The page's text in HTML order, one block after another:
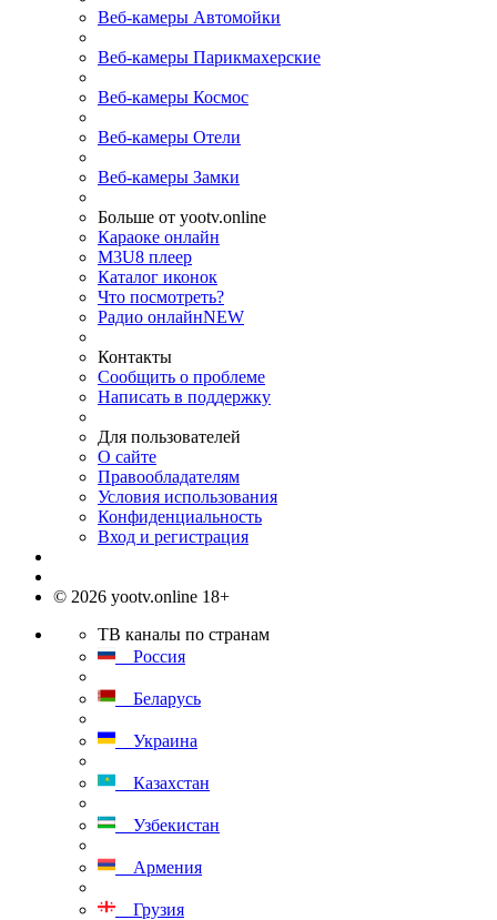
Веб-камеры Автомойки
Веб-камеры Парикмахерские
Веб-камеры Космос
Веб-камеры Отели
Веб-камеры Замки
Больше от yootv.online
Караоке онлайн
M3U8 плеер
Каталог иконок
Что посмотреть?
Радио онлайнNEW
Контакты
Сообщить о проблеме
Написать в поддержку
Для пользователей
О сайте
Правообладателям
Условия использования
Конфиденциальность
Вход и регистрация
© 2026 yootv.online 18+
ТВ каналы по странам
Россия
Беларусь
Украина
Казахстан
Узбекистан
Армения
Грузия